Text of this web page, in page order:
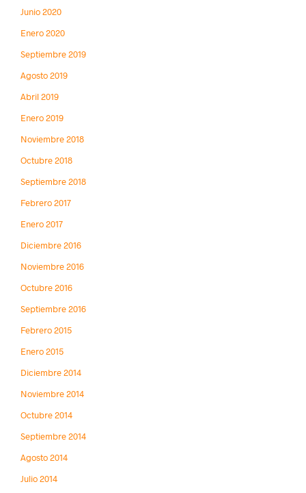
Junio 2020
Enero 2020
Septiembre 2019
Agosto 2019
Abril 2019
Enero 2019
Noviembre 2018
Octubre 2018
Septiembre 2018
Febrero 2017
Enero 2017
Diciembre 2016
Noviembre 2016
Octubre 2016
Septiembre 2016
Febrero 2015
Enero 2015
Diciembre 2014
Noviembre 2014
Octubre 2014
Septiembre 2014
Agosto 2014
Julio 2014